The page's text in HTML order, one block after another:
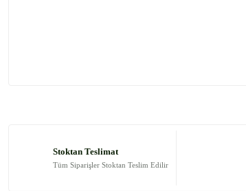
Ürün bilgilerinde hatalar bulunuyor.
Stoktan Teslimat
Tüm Siparişler Stoktan Teslim Edilir